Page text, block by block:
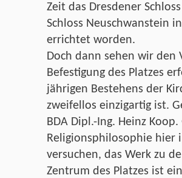
Zeit das Dresdener
Schloss Neuschwanstein
errichtet worden.
Doch dann sehen wir den
Befestigung des Platzes
jährigen Bestehens der
zweifellos einzigartig ist.
BDA Dipl.-Ing. Heinz
Religionsphilosophie hier
versuchen, das Werk zu
Zentrum des Platzes ist